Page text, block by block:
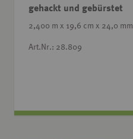
gehackt und gebürstet
2,400 m x 19,6 cm x 24,0 mm
Art.Nr.: 28.809